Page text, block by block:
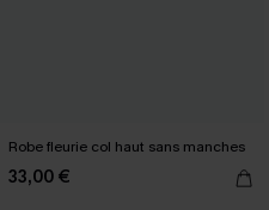
Robe fleurie col haut sans manches
33,00 €